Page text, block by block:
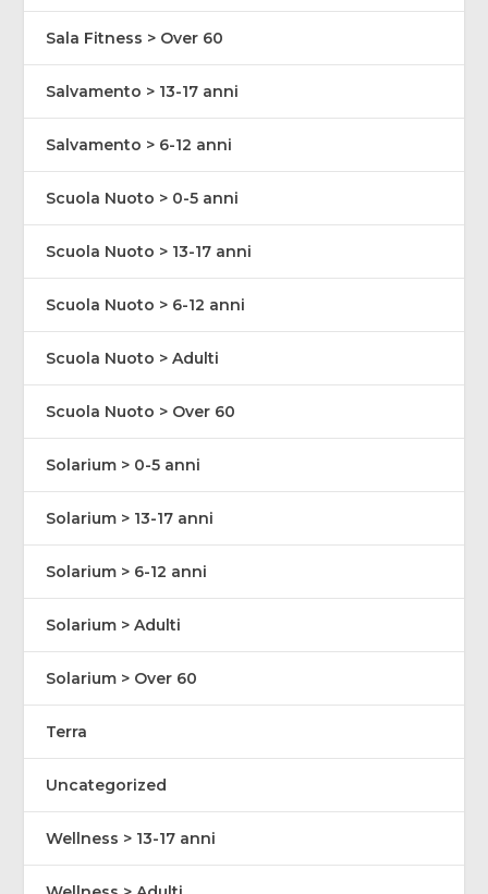
Sala Fitness > Over 60
Salvamento > 13-17 anni
Salvamento > 6-12 anni
Scuola Nuoto > 0-5 anni
Scuola Nuoto > 13-17 anni
Scuola Nuoto > 6-12 anni
Scuola Nuoto > Adulti
Scuola Nuoto > Over 60
Solarium > 0-5 anni
Solarium > 13-17 anni
Solarium > 6-12 anni
Solarium > Adulti
Solarium > Over 60
Terra
Uncategorized
Wellness > 13-17 anni